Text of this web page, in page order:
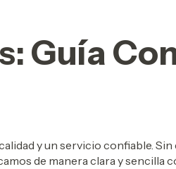
Guía
y un servicio confiable.
de manera clara y sencilla